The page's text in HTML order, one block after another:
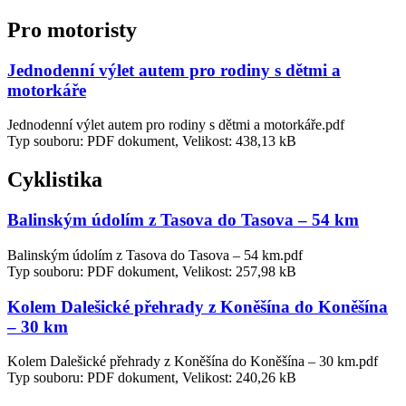
Pro motoristy
Jednodenní výlet autem pro rodiny s dětmi a
motorkáře
Jednodenní výlet autem pro rodiny s dětmi a motorkáře.pdf
Typ souboru: PDF dokument, Velikost: 438,13 kB
Cyklistika
Balinským údolím z Tasova do Tasova – 54 km
Balinským údolím z Tasova do Tasova – 54 km.pdf
Typ souboru: PDF dokument, Velikost: 257,98 kB
Kolem Dalešické přehrady z Koněšína do Koněšína
– 30 km
Kolem Dalešické přehrady z Koněšína do Koněšína – 30 km.pdf
Typ souboru: PDF dokument, Velikost: 240,26 kB